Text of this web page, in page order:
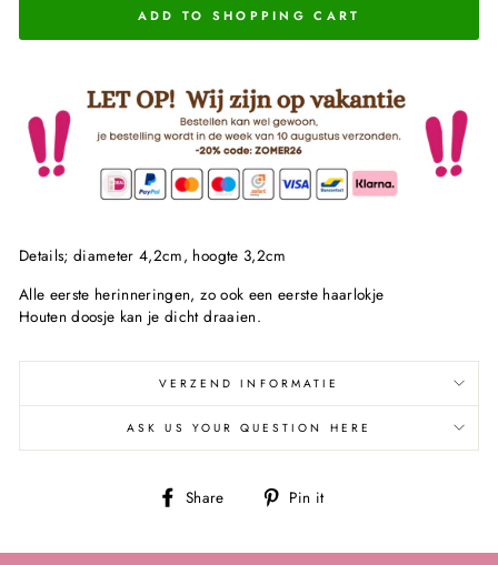
ADD TO SHOPPING CART
Details; diameter 4,2cm, hoogte 3,2cm
Alle eerste herinneringen, zo ook een eerste haarlokje
Houten doosje kan je dicht draaien.
VERZEND INFORMATIE
ASK US YOUR QUESTION HERE
Share
Share Pin it